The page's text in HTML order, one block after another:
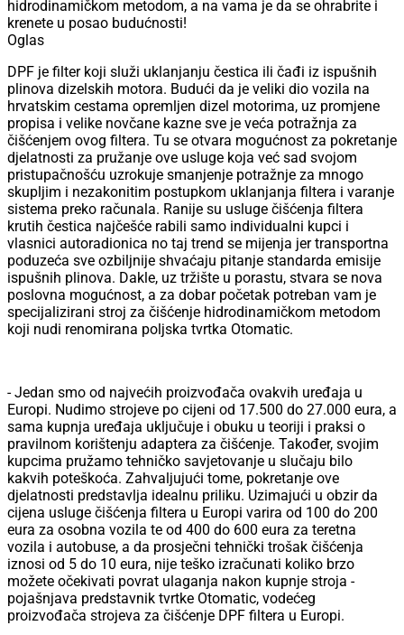
hidrodinamičkom metodom, a na vama je da se ohrabrite i
krenete u posao budućnosti!
Oglas
DPF je filter koji služi uklanjanju čestica ili čađi iz ispušnih
plinova dizelskih motora. Budući da je veliki dio vozila na
hrvatskim cestama opremljen dizel motorima, uz promjene
propisa i velike novčane kazne sve je veća potražnja za
čišćenjem ovog filtera. Tu se otvara mogućnost za pokretanje
djelatnosti za pružanje ove usluge koja već sad svojom
pristupačnošću uzrokuje smanjenje potražnje za mnogo
skupljim i nezakonitim postupkom uklanjanja filtera i varanje
sistema preko računala. Ranije su usluge čišćenja filtera
krutih čestica najčešće rabili samo individualni kupci i
vlasnici autoradionica no taj trend se mijenja jer transportna
poduzeća sve ozbiljnije shvaćaju pitanje standarda emisije
ispušnih plinova. Dakle, uz tržište u porastu, stvara se nova
poslovna mogućnost, a za dobar početak potreban vam je
specijalizirani stroj za čišćenje hidrodinamičkom metodom
koji nudi renomirana poljska tvrtka Otomatic.
- Jedan smo od najvećih proizvođača ovakvih uređaja u
Europi. Nudimo strojeve po cijeni od 17.500 do 27.000 eura, a
sama kupnja uređaja uključuje i obuku u teoriji i praksi o
pravilnom korištenju adaptera za čišćenje. Također, svojim
kupcima pružamo tehničko savjetovanje u slučaju bilo
kakvih poteškoća. Zahvaljujući tome, pokretanje ove
djelatnosti predstavlja idealnu priliku. Uzimajući u obzir da
cijena usluge čišćenja filtera u Europi varira od 100 do 200
eura za osobna vozila te od 400 do 600 eura za teretna
vozila i autobuse, a da prosječni tehnički trošak čišćenja
iznosi od 5 do 10 eura, nije teško izračunati koliko brzo
možete očekivati povrat ulaganja nakon kupnje stroja -
pojašnjava predstavnik tvrtke Otomatic, vodećeg
proizvođača strojeva za čišćenje DPF filtera u Europi.